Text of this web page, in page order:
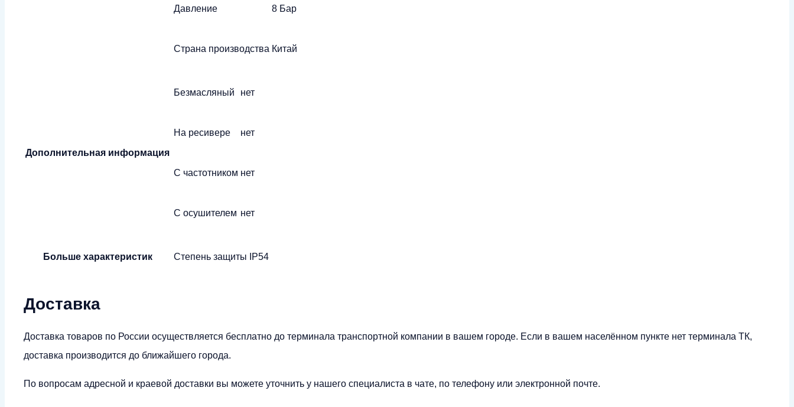
Давление 8 Бар
Страна производства Китай
Дополнительная информация
Безмасляный нет
На ресивере нет
С частотником нет
С осушителем нет
Больше характеристик Степень защиты IP54
Доставка
Доставка товаров по России осуществляется бесплатно до терминала транспортной компании в вашем городе. Если в вашем населённом пункте нет терминала ТК,
доставка производится до ближайшего города.
По вопросам адресной и краевой доставки вы можете уточнить у нашего специалиста в чате, по телефону или электронной почте.